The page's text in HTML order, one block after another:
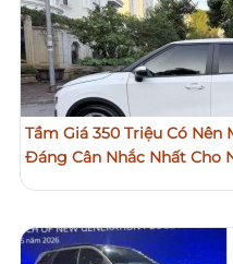
Tầm Giá 350 Triệu Có Nên
Đáng Cân Nhắc Nhất Cho